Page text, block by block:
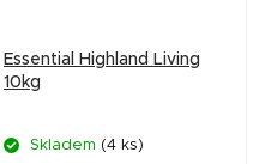
Essential Highland Living
10kg
Skladem (4 ks)